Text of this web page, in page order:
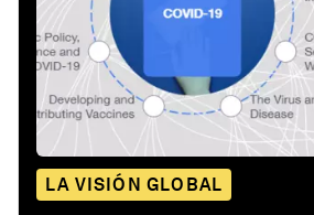
LA VISIÓN GLOBAL